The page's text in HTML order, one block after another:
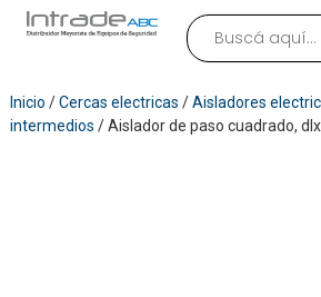
Inicio /Cercas electricas /Aisladores
intermedios / Aislador de paso cuadrado,